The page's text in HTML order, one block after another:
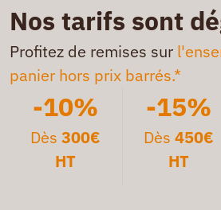
Nos tarifs sont
Profitez de remises sur
panier hors prix barrés.*
-10%
Dès300€
HT
-15%
Dès 450€
HT